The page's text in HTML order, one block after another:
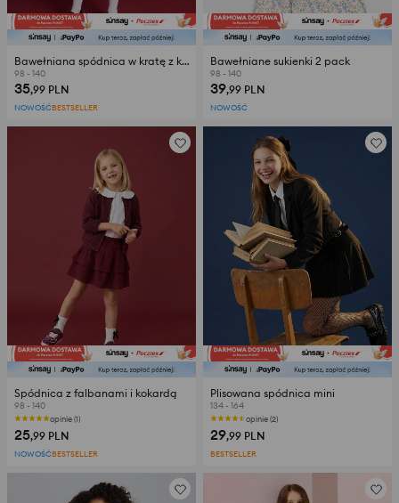
Bawełniana spódnica w kratę z koronkowym wykończeniem
98 - 140
35,99 PLN
NOWOŚĆBESTSELLER
Bawełniane sukienki 2 pack
98 - 140
39,99 PLN
NOWOŚĆ
Spódnica z falbanami i kokardą
98 - 140
opinie (1)
25,99 PLN
NOWOŚĆBESTSELLER
Plisowana spódnica mini
134 - 164
opinie (2)
29,99 PLN
BESTSELLER